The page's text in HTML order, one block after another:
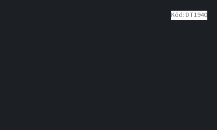
Kód: DT1940